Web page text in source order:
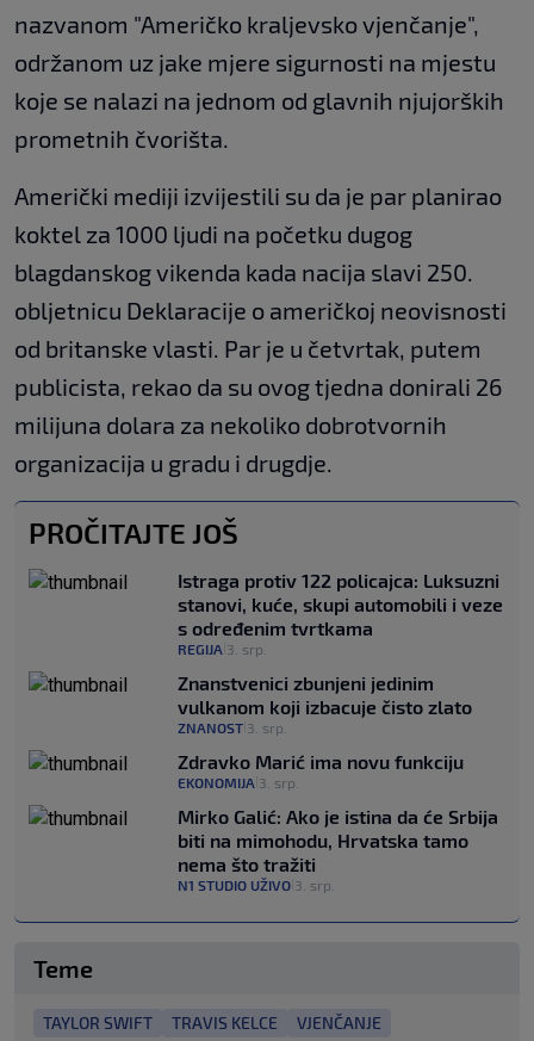
nazvanom "Američko kraljevsko vjenčanje",
održanom uz jake mjere sigurnosti na mjestu
koje se nalazi na jednom od glavnih njujorških
prometnih čvorišta.
Američki mediji izvijestili su da je par planirao
koktel za 1000 ljudi na početku dugog
blagdanskog vikenda kada nacija slavi 250.
obljetnicu Deklaracije o američkoj neovisnosti
od britanske vlasti. Par je u četvrtak, putem
publicista, rekao da su ovog tjedna donirali 26
milijuna dolara za nekoliko dobrotvornih
organizacija u gradu i drugdje.
PROČITAJTE JOŠ
Istraga protiv 122 policajca: Luksuzni
stanovi, kuće, skupi automobili i veze
s određenim tvrtkama
REGIJA 3. srp.
Znanstvenici zbunjeni jedinim
vulkanom koji izbacuje čisto zlato
ZNANOST 3. srp.
Zdravko Marić ima novu funkciju
EKONOMIJA 3. srp.
Mirko Galić: Ako je istina da će Srbija
biti na mimohodu, Hrvatska tamo
nema što tražiti
N1 STUDIO UŽIVO 3. srp.
Teme
TAYLOR SWIFT TRAVIS KELCE VJENČANJE